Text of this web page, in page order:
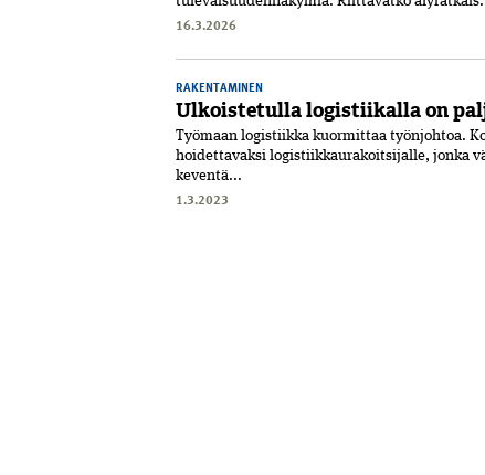
16.3.2026
RAKENTAMINEN
Ulkoistetulla logistiikalla on
Työmaan logistiikka kuormittaa työnjohtoa.
hoidettavaksi logistiikkaurakoitsijalle, jonka
keventä...
1.3.2023